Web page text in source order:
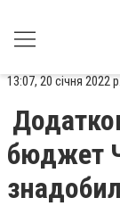
13:07, 20 січня 2022 р.
бюджет